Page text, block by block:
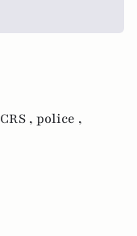
CRS , police ,